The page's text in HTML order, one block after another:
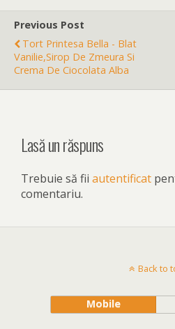
Previous Post
Tort Printesa Bella - Blat
Vanilie,sirop De Zmeura Si
Crema De Ciocolata Alba
Lasă un răspuns
Trebuie să fii autentificat
comentariu.
Back to
Mobile